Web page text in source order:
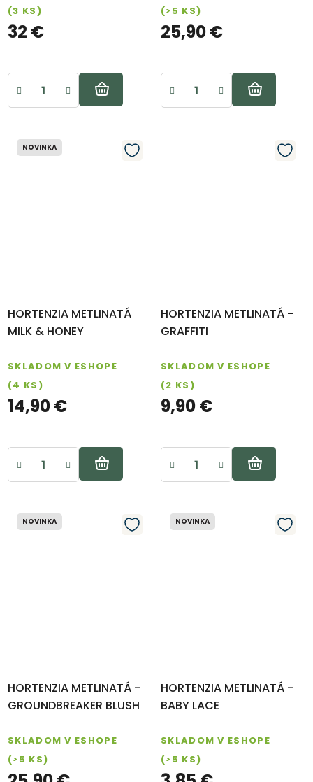
(3 KS)
32 €
(>5 KS)
25,90 €
NOVINKA
HORTENZIA METLINATÁ
MILK & HONEY
SKLADOM V ESHOPE
(4 KS)
14,90 €
HORTENZIA METLINATÁ -
GRAFFITI
SKLADOM V ESHOPE
(2 KS)
9,90 €
NOVINKA
HORTENZIA METLINATÁ -
GROUNDBREAKER BLUSH
SKLADOM V ESHOPE
(>5 KS)
NOVINKA
HORTENZIA METLINATÁ -
BABY LACE
SKLADOM V ESHOPE
(>5 KS)